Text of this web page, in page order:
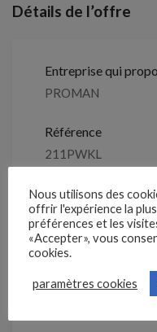
Détails de l’offre
Entreprise qui
PROMAN
Référence
211PWKL
Clôture des
Emplois similaires
Nous utilisons des
offrir l'expérience la
préférences et les
«Accepter», vous
cookies.
paramètres cookies